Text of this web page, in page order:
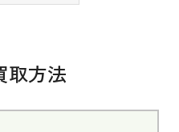
取方法